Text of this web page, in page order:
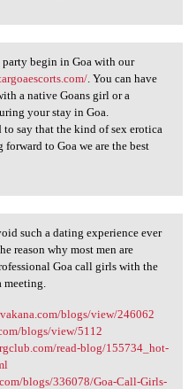
party begin in
party begin in Goa with our
. You can have
a native Goans girl or a
your stay in Goa.
to say that the kind of sex erotica
to Goa we are the best
such a
such a dating experience ever
reason why most men are
Goa call girls with the
meeting.
blogs/view/246062
blogs/view/5112
read-blog/155734_hot-
blogs/336078/Goa-Call-Girls-